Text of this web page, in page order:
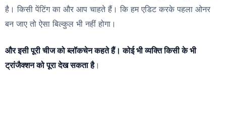
है। किसी पेंटिंग का और आप चाहते हैं। कि हम एडिट करके पहला ओनर
बन जाए तो ऐसा बिल्कुल भी नहीं होगा।
और इसी पूरी चीज को ब्लॉकचेन कहते हैं। कोई भी व्यक्ति किसी के भी
ट्रांजैक्शन को पूरा देख सकता है।